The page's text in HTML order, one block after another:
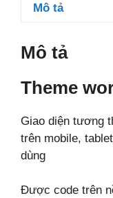
Mô tả
Mô tả
Theme
Giao diện tương
trên mobile,
dùng
Được code trên